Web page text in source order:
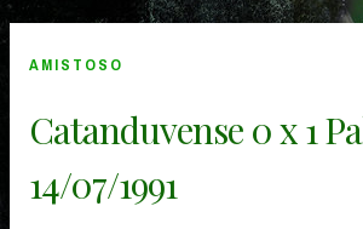
Palmeiras
AMISTOSO
Catanduvense 0 x 1
14/07/1991